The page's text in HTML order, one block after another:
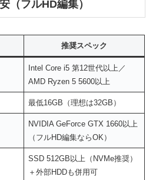
（フルHD編集）
推奨スペック
Intel Core i5 第12世代以上／
AMD Ryzen 5 5600以上
最低16GB（理想は32GB）
NVIDIA GeForce GTX 1660以上
（フルHD編集ならOK）
SSD 512GB以上（NVMe推奨）
＋外部HDDも併用可